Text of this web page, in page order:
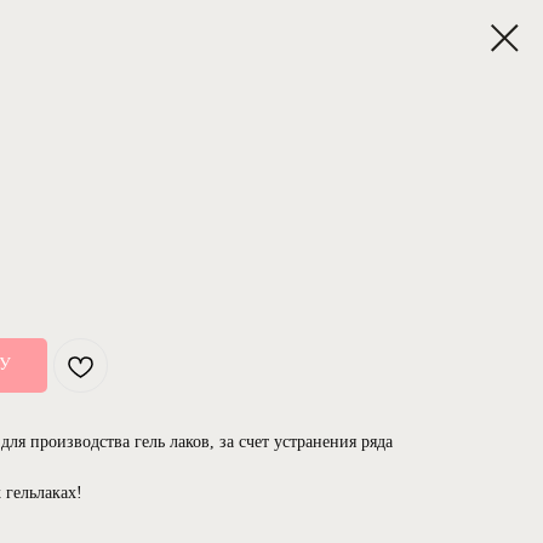
производства гель лаков, за счет устранения ряда